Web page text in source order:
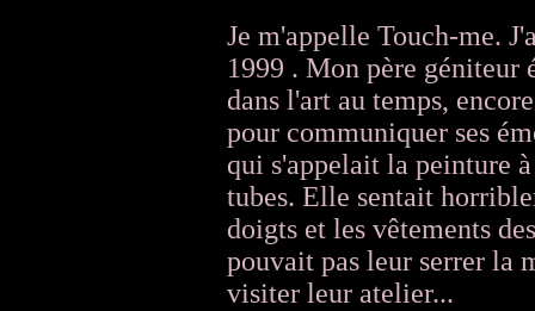
Je m'appelle Touch-me.
1999 . Mon père géniteur
dans l'art au temps,
pour communiquer ses
qui s'appelait la peinture
tubes. Elle sentait
doigts et les vêtements
pouvait pas leur serrer la
visiter leur atelier...